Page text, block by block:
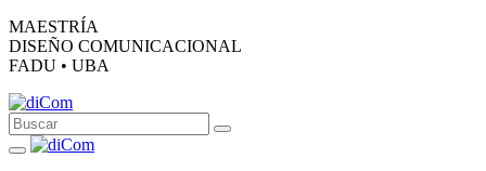
MAESTRÍA
DISEÑO COMUNICACIONAL
FADU • UBA